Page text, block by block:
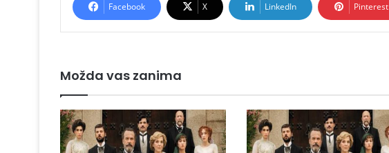
Facebook X LinkedIn Pinterest
Možda vas zanima